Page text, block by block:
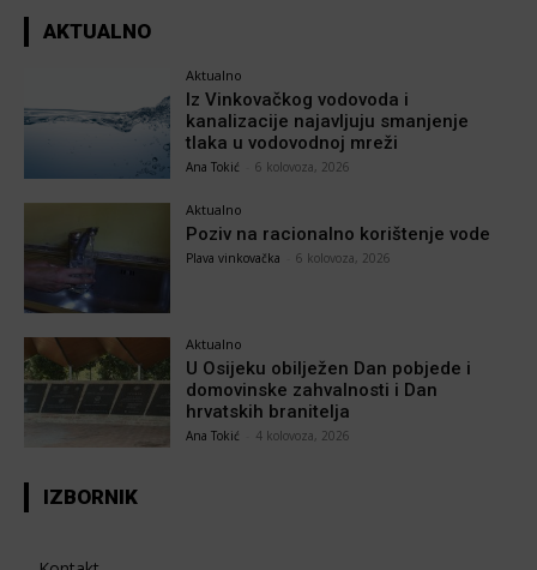
AKTUALNO
Aktualno
Iz Vinkovačkog vodovoda i
kanalizacije najavljuju smanjenje
tlaka u vodovodnoj mreži
Ana Tokić 6 kolovoza, 2026
Aktualno
Poziv na racionalno korištenje vode
Plava vinkovačka 6 kolovoza, 2026
Aktualno
U Osijeku obilježen Dan pobjede i
domovinske zahvalnosti i Dan
hrvatskih branitelja
Ana Tokić 4 kolovoza, 2026
IZBORNIK